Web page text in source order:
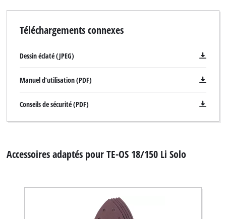
Téléchargements connexes
Dessin éclaté (JPEG)
Manuel d’utilisation (PDF)
Conseils de sécurité (PDF)
Accessoires adaptés pour TE-OS 18/150 Li Solo